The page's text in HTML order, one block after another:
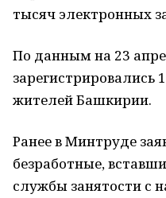
тысяч электронных
По данным на 23
зарегистрировались
жителей Башкирии.
Ранее в Минтруде
безработные,
службы занятости с